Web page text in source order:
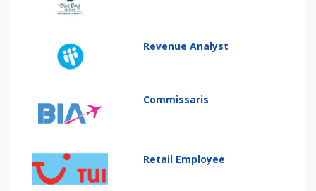
Revenue Analyst
Commissaris
Retail Employee